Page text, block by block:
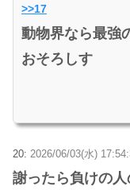
>>17
動物界なら最強
おそろしす
20: 2026/06/03(水)
謝ったら負けの人